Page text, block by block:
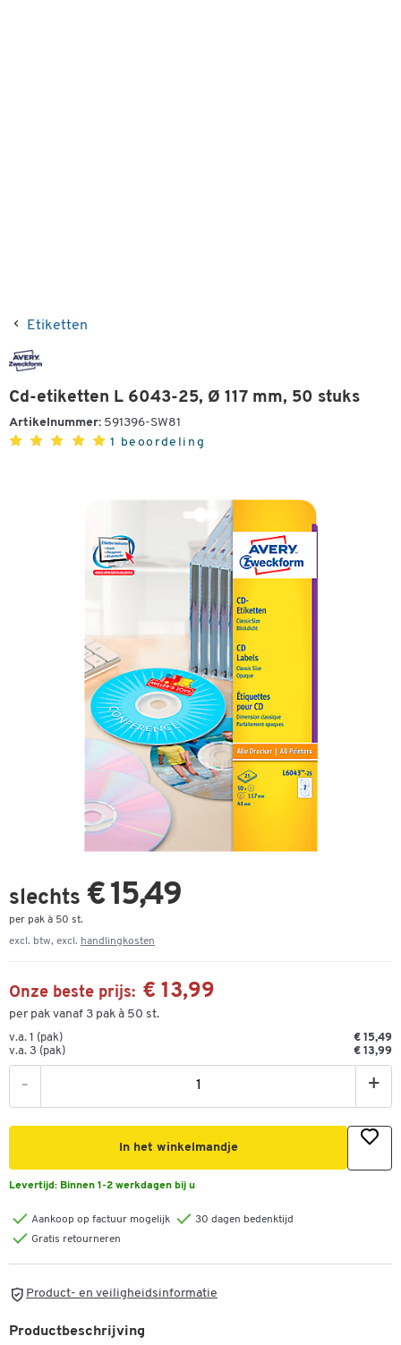
Etiketten
Cd-etiketten L 6043-25, Ø 117 mm, 50 stuks
Artikelnummer: 591396-SW81
1 beoordeling
slechts € 15,49
per pak à 50 st.
excl. btw, excl. handlingkosten
Onze beste prijs: € 13,99
per pak vanaf 3 pak à 50 st.
v.a. 1 (pak)
€ 15,49
v.a. 3 (pak)
€ 13,99
- +
In het winkelmandje
Levertijd: Binnen 1-2 werkdagen bij u
Aankoop op factuur mogelijk
30 dagen bedenktijd
Gratis retourneren
Product- en veiligheidsinformatie
Productbeschrijving